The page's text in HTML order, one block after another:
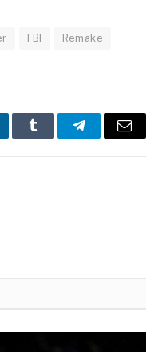
FBI Remake
Tumblr TelegramEmail